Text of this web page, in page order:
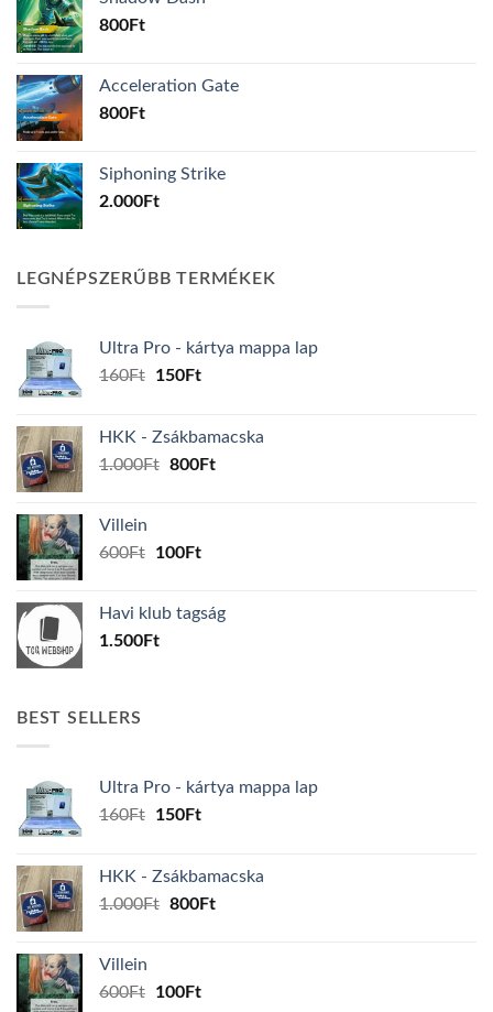
800Ft
Acceleration Gate
800Ft
Siphoning Strike
2.000Ft
LEGNÉPSZERŰBB TERMÉKEK
Ultra Pro - kártya mappa lap
160Ft
Original
160Ft.
150FtCurrent
150Ft.
HKK - Zsákbamacska
1.000Ft Original
800FtCurrent
Villein
600Ft
Original
600Ft.
100FtCurrent
100Ft.
Havi klub tagság
1.500Ft
BEST SELLERS
Ultra Pro - kártya mappa lap
160Ft
Original
160Ft.
150FtCurrent
150Ft.
HKK - Zsákbamacska
1.000Ft Original
800FtCurrent
Villein
600Ft
Original
100FtCurrent